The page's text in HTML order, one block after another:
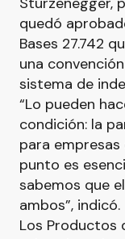
quedó
Bases 27.742
una
sistema de
“Lo pueden
condición: la
para
punto es
sabemos que
ambos”, indicó.
Los Productos